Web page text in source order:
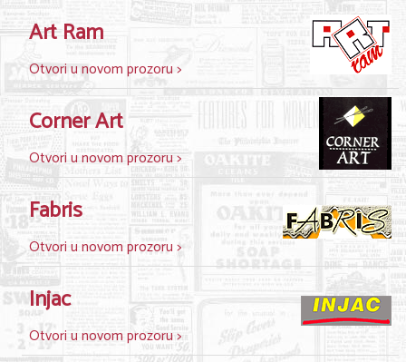
Shopping
Sve za venčanje
Sve za decu
Gastronomija
Kuća i bašta
Zdravlje i medicina
Sport i rekreacija
Hobi i razonoda
ADRESAR
Posao
Art Ram
Otvori u novom prozoru >
Corner Art
Otvori u novom prozoru >
Fabris
Otvori u novom prozoru >
Injac
Otvori u novom prozoru >